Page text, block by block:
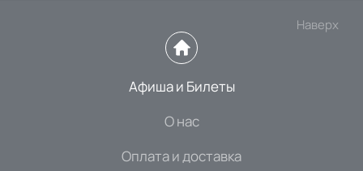
Наверх
Афиша и Билеты
О нас
Оплата и доставка